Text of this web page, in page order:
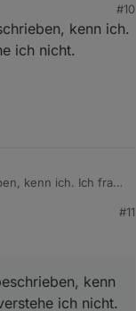
#10
kenn ich.
ich nicht.
kenn ich. Ich frage
#11
kenn
ich nicht.